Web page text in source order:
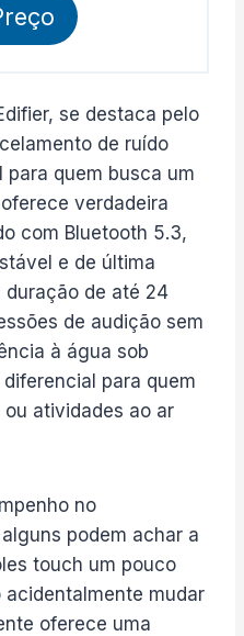
se destaca pelo
de ruído
para quem busca um
verdadeira
com Bluetooth 5.3,
e de última
duração de até 24
de audição sem
à água sob
para quem
atividades ao ar
no
podem achar a
touch um pouco
mudar
oferece uma